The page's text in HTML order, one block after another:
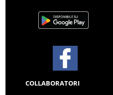
COLLABORATORI